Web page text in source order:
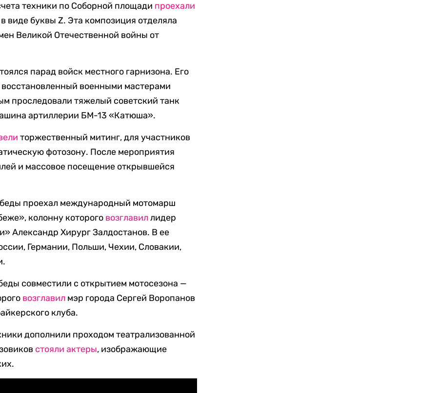
техники по Соборной площади проехали
виде буквы Z. Эта композиция отделяла
Великой Отечественной войны от
парад войск местного гарнизона. Его
восстановленный военными мастерами
проследовали тяжелый советский танк
артиллерии БМ-13 «Катюша».
торжественный митинг, для участников
фотозону. После мероприятия
и массовое посещение открывшейся
проехал международный мотомарш
колонну которого возглавил лидер
Александр Хирург Залдостанов. В ее
Германии, Польши, Чехии, Словакии,
совместили с открытием мотосезона —
возглавил мэр города Сергей Воропанов
клуба.
дополнили проходом театрализованной
стояли актеры, изображающие